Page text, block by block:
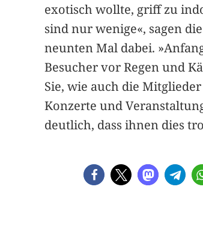
exotisch wollte, griff zu
sind nur wenige«, sagen
neunten Mal dabei.
Besucher vor Regen und
Sie, wie auch die
Konzerte und
deutlich, dass ihnen dies